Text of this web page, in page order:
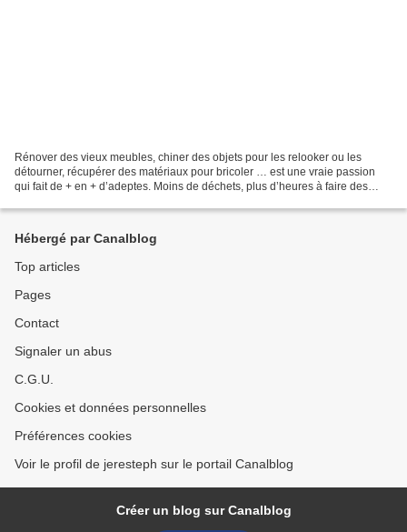
Rénover des vieux meubles, chiner des objets pour les relooker ou les
détourner, récupérer des matériaux pour bricoler … est une vraie passion
qui fait de + en + d’adeptes. Moins de déchets, plus d’heures à faire des
Hébergé par Canalblog
Top articles
Pages
Contact
Signaler un abus
C.G.U.
Cookies et données personnelles
Préférences cookies
Voir le profil de jeresteph sur le portail Canalblog
Créer un blog sur Canalblog